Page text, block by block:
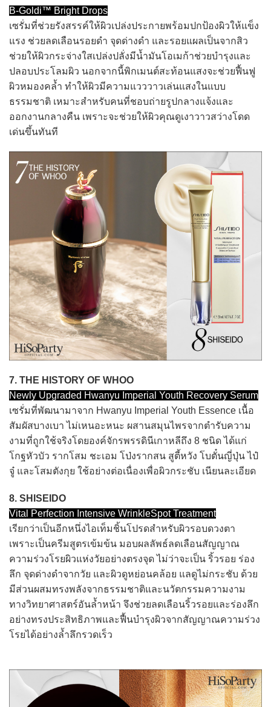
B-Goldi™ Bright Drops
เซรั่มที่ช่วยรังสรรค์ให้ผิวเปล่งประกายพร้อมปกป้องผิวให้แข็ง
แรง ช่วยลดเลือนรอยดำ จุดด่างดำ และรอยแผลเป็นจากสิว
ช่วยให้ผิวกระจ่างใสเปล่งปลั่งมีน้ำมันโอเมก้าช่วยบำรุงและ
ปลอบประโลมผิว นอกจากนี้พิกเมนต์สะท้อนแสงจะช่วยฟื้นฟู
ผิวหมองคล้ำ ทำให้ผิวมีความแวววาวเล่นแสงในแบบ
ธรรมชาติ เหมาะสำหรับคนที่ชอบถ่ายรูปกลางแจ้งและ
ออกงานกลางคืน เพราะจะช่วยให้ผิวคุณดูเงาวาวสว่างโดด
เด่นขึ้นทันที
7. THE HISTORY OF WHOO
Newly Upgraded Hwanyu Imperial Youth Recovery Serum
เซรั่มที่พัฒนามาจาก Hwanyu Imperial Youth Essence เนื้อ
สัมผัสบางเบา ไม่เหนอะหนะ ผสานสมุนไพรจากตำรับความ
งามที่ถูกใช้จริงโดยองค์จักรพรรดินีเกาหลีถึง 8 ชนิด ได้แก่
โกฐหัวบัว รากโสม ชะเอม โป่งรากสน สูตี้หวัง โบตั๋นญี่ปุ่น ไป๋
จู๋ และโสมตังกุย ใช้อย่างต่อเนื่องเพื่อผิวกระชับ เนียนละเอียด
8. SHISEIDO
Vital Perfection Intensive WrinkleSpot Treatment
เรียกว่าเป็นอีกหนึ่งไอเท็มชิ้นโปรดสำหรับผิวรอบดวงตา
เพราะเป็นครีมสูตรเข้มข้น มอบผลลัพธ์ลดเลือนสัญญาณ
ความร่วงโรยผิวแห่งวัยอย่างตรงจุด ไม่ว่าจะเป็น ริ้วรอย ร่อง
ลึก จุดด่างดำจากวัย และผิวดูหย่อนคล้อย แลดูไม่กระชับ ด้วย
มีส่วนผสมทรงพลังจากธรรมชาติและนวัตกรรมความงาม
ทางวิทยาศาสตร์อันล้ำหน้า จึงช่วยลดเลือนริ้วรอยและร่องลึก
อย่างทรงประสิทธิภาพและฟื้นบำรุงผิวจากสัญญาณความร่วง
โรยได้อย่างล้ำลึกรวดเร็ว